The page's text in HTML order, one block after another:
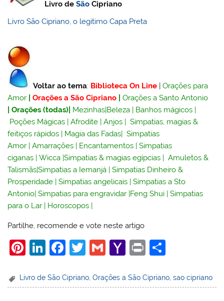
Livro deSão Cipriano
Livro São Cipriano, o legitimo Capa Preta
Voltar ao tema: Biblioteca On Line | Orações para
Amor
|Orações a São Cipriano |Orações a Santo Antonio
|Orações (todas) Mezinhas|Beleza | Banhos mágicos |
Poções Mágicas |Afrodite |Anjos |Simpatias, magias &
feitiços rápidos | Magia das Fadas|Simpatias
Amor |Amarrações | Encantamentos |Simpatias
ciganas |Wicca |Simpatias & magias egípcias |Amuletos &
Talismãs|Simpatias a Iemanjá |Simpatias Dinheiro &
Prosperidade |Simpatias angelicais |Simpatias a Sto
Antonio|Simpatias para engravidar |Feng Shui |Simpatias
para o Lar | Horoscopos |
Partilhe, recomende e vote neste artigo
Pi
er
Li
k
F
c
T
itt
G
ai
Y
h
Pr
t
ar
Livro de São Cipriano,Orações a São Cipriano,sao cipriano